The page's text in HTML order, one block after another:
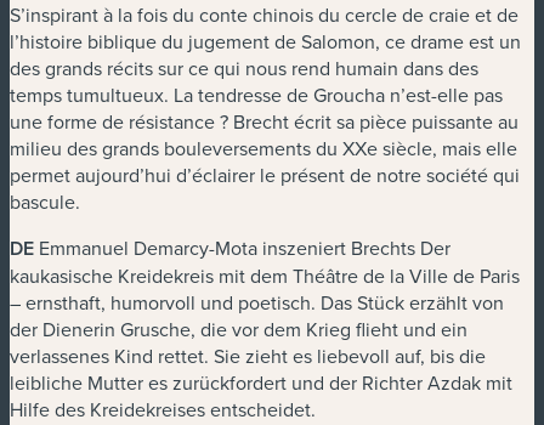
S’inspirant à la fois du conte chinois du cercle de craie et de
l’histoire biblique du jugement de Salomon, ce drame est un
des grands récits sur ce qui nous rend humain dans des
temps tumultueux. La tendresse de Groucha n’est-elle pas
une forme de résistance ? Brecht écrit sa pièce puissante au
milieu des grands bouleversements du XXe siècle, mais elle
permet aujourd’hui d’éclairer le présent de notre société qui
bascule.
DE Emmanuel Demarcy-Mota inszeniert Brechts Der
kaukasische Kreidekreis mit dem Théâtre de la Ville de Paris
– ernsthaft, humorvoll und poetisch. Das Stück erzählt von
der Dienerin Grusche, die vor dem Krieg flieht und ein
verlassenes Kind rettet. Sie zieht es liebevoll auf, bis die
leibliche Mutter es zurückfordert und der Richter Azdak mit
Hilfe des Kreidekreises entscheidet.